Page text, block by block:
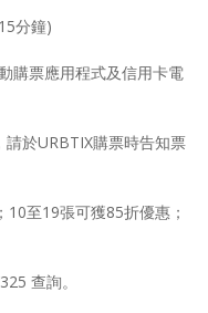
分鐘)
購票應用程式及信用卡電
於URBTIX購票時告知票
至19張可獲85折優惠；
查詢。